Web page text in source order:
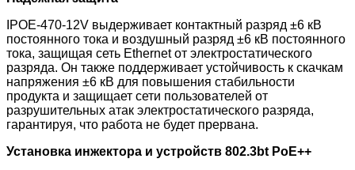
IPOE-470-12V выдерживает контактный разряд ±6 кВ
постоянного тока и воздушный разряд ±6 кВ постоянного
тока, защищая сеть Ethernet от электростатического
разряда. Он также поддерживает устойчивость к скачкам
напряжения ±6 кВ для повышения стабильности
продукта и защищает сети пользователей от
разрушительных атак электростатического разряда,
гарантируя, что работа не будет прервана.
Установка инжектора и устройств 802.3bt PoE++